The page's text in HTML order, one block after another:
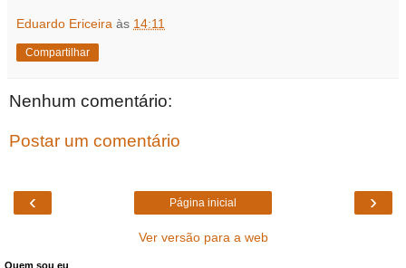
Eduardo Ericeira às 14:11
Compartilhar
Nenhum comentário:
Postar um comentário
‹ ›
Página inicial
Ver versão para a web
Quem sou eu